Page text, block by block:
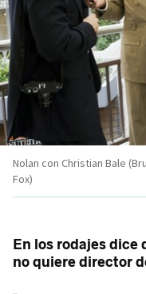
Nolan con Christian Bale
Fox)
En los rodajes dice
no quiere director